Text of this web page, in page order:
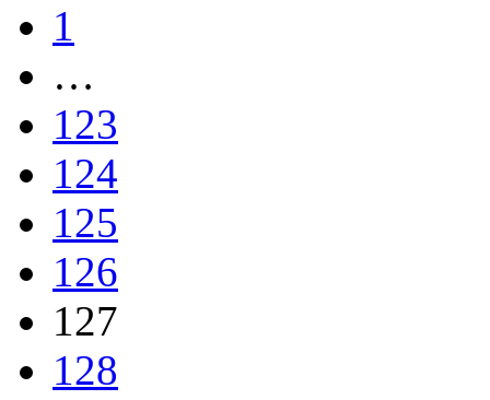
1
…
123
124
125
126
127
128